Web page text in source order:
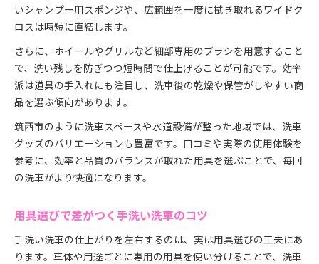
いシャンプー用スポンジや、広範囲を一度に拭き取れるワイドク
ロスは時短に直結します。
さらに、ホイールやグリルなど細部専用のブラシを用意すること
で、洗い残しを防ぎつつ短時間で仕上げることが可能です。効率
派は道具の手入れにも注目し、洗車後の乾燥や保管がしやすい商
品を選ぶ傾向があります。
筑西市のように洗車スペースや水道設備が整った地域では、洗車
グッズのバリエーションも豊富です。口コミや実際の使用体験を
参考に、効率と品質のバランスが取れた用具を選ぶことで、毎回
の洗車がより快適になります。
用具選びで差がつく手洗い洗車のコツ
手洗い洗車の仕上がりを左右するのは、実は用具選びの工夫にあ
ります。車体や用途ごとに専用の用具を使い分けることで、洗車